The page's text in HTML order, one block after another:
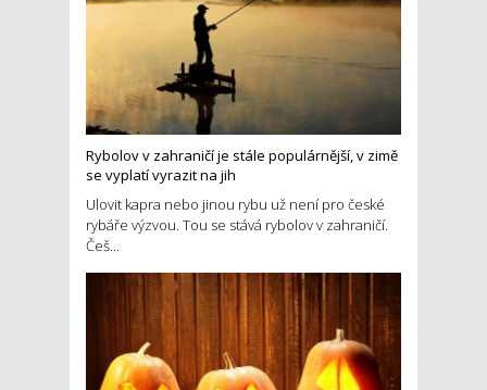
Rybolov v zahraničí je stále populárnější, v zimě
se vyplatí vyrazit na jih
Ulovit kapra nebo jinou rybu už není pro české
rybáře výzvou. Tou se stává rybolov v zahraničí.
Češ...